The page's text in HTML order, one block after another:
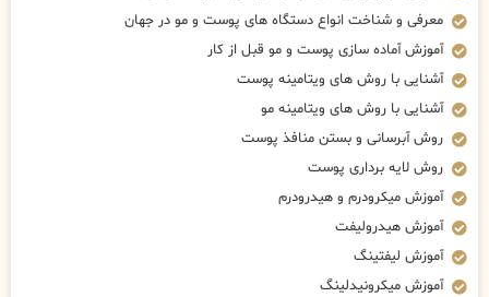
معرفی و شناخت انواع دستگاه های پوست و مو در جهان
آموزش آماده سازی پوست و مو قبل از کار
آشنایی با روش های ویتامینه پوست
آشنایی با روش های ویتامینه مو
روش آبرسانی و بستن منافذ پوست
روش لایه برداری پوست
آموزش میکرودرم و هیدرودرم
آموزش هیدرولیفت
آموزش لیفتینگ
آموزش میکرونیدلینگ